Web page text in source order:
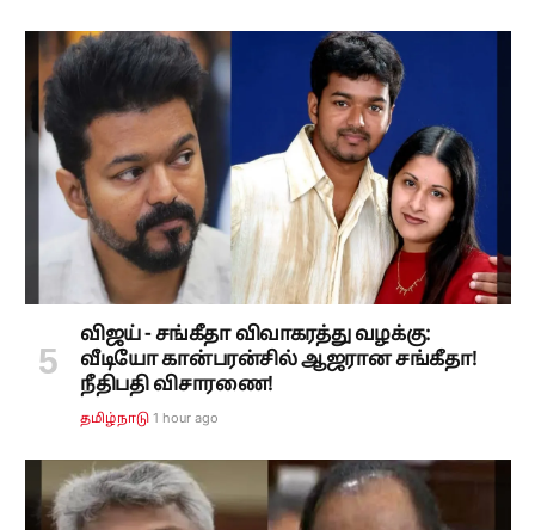
விஜய் - சங்கீதா விவாகரத்து வழக்கு:
வீடியோ கான்பரன்சில் ஆஜரான சங்கீதா!
நீதிபதி விசாரணை!
தமிழ்நாடு 1 hour ago